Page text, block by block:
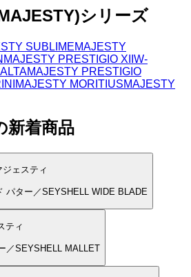
)シリーズ
SUBLIMEMAJESTY
MAJESTY PRESTIGIO XII W-
MAJESTY PRESTIGIO
MAJESTY MORITIUSMAJESTY
新着商品
ジェスティ
パター／SEYSHELL WIDE BLADE
ティ
／SEYSHELL MALLET